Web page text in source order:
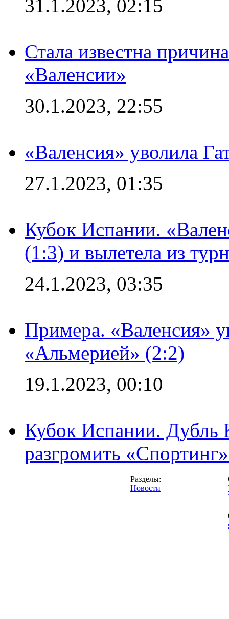
31.1.2023, 02:15
Стала известна
«Валенсии»
30.1.2023, 22:55
«Валенсия» уволила
27.1.2023, 01:35
Кубок Испании.
(1:3) и вылетела из
24.1.2023, 03:35
Примера. «Валенсия»
«Альмерией» (2:2)
19.1.2023, 00:10
Кубок Испании. Дубль
разгромить
Разделы:
Новости